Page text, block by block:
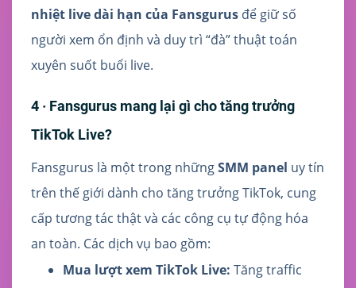
nhiệt live dài hạn của Fansgurus để giữ số
người xem ổn định và duy trì “đà” thuật toán
xuyên suốt buổi live.
4 · Fansgurus mang lại gì cho tăng trưởng
TikTok Live?
Fansgurus là một trong nhữngSMM panel uy tín
trên thế giới dành cho tăng trưởng TikTok, cung
cấp tương tác thật và các công cụ tự động hóa
an toàn. Các dịch vụ bao gồm:
Mua lượt xem TikTok Live: Tăng traffic